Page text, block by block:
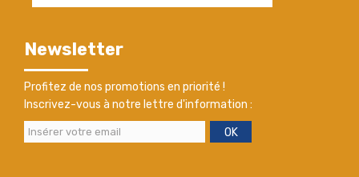
Newsletter
Profitez de nos promotions en priorité !
Inscrivez-vous à notre lettre d'information :
OK